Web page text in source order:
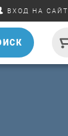
ВХОД НА САЙТ